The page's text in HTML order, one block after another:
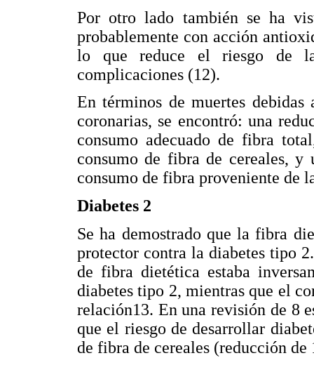
Por otro lado también se ha
probablemente con acción
lo que reduce el riesgo de
complicaciones (12).
En términos de muertes
coronarias, se encontró: una
consumo adecuado de fibra
consumo de fibra de cereales,
consumo de fibra proveniente de
Diabetes 2
Se ha demostrado que la fibra
protector contra la diabetes tipo
de fibra dietética estaba
diabetes tipo 2, mientras que el
relación13. En una revisión de 8
que el riesgo de desarrollar
de fibra de cereales (reducción